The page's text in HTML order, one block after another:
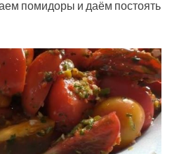
помидоры и даём постоять